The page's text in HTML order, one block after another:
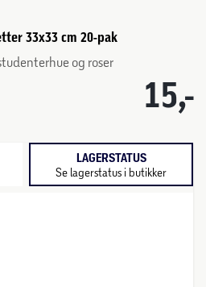
33x33 cm 20-pak
og roser
15,-
LAGERSTATUS
Se lagerstatus i butikker